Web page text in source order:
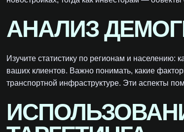
АНАЛИЗ
Изучите статистику по регионам и населению:
ваших клиентов. Важно понимать, какие
транспортной инфраструктуре. Эти аспекты